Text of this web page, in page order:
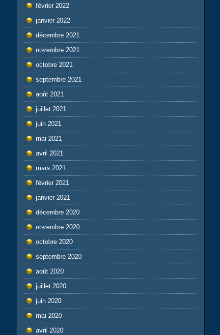
février 2022
janvier 2022
décembre 2021
novembre 2021
octobre 2021
septembre 2021
août 2021
juillet 2021
juin 2021
mai 2021
avril 2021
mars 2021
février 2021
janvier 2021
décembre 2020
novembre 2020
octobre 2020
septembre 2020
août 2020
juillet 2020
juin 2020
mai 2020
avril 2020